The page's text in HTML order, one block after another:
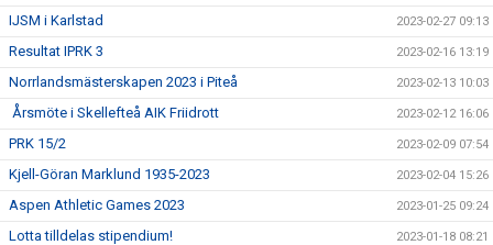
IJSM i Karlstad 2023-02-27 09:13
Resultat IPRK 3 2023-02-16 13:19
Norrlandsmästerskapen 2023 i Piteå 2023-02-13 10:03
Årsmöte i Skellefteå AIK Friidrott 2023-02-12 16:06
PRK 15/2 2023-02-09 07:54
Kjell-Göran Marklund 1935-2023 2023-02-04 15:26
Aspen Athletic Games 2023 2023-01-25 09:24
Lotta tilldelas stipendium! 2023-01-18 08:21